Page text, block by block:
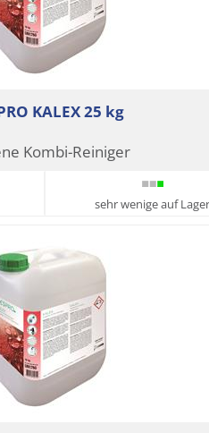
KALEX 25 kg
Kombi-Reiniger
sehr wenige auf Lager